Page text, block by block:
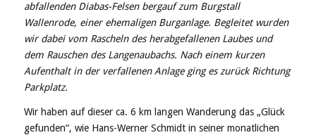
abfallenden Diabas-Felsen bergauf zum Burgstall
Wallenrode, einer ehemaligen Burganlage. Begleitet wurden
wir dabei vom Rascheln des herabgefallenen Laubes und
dem Rauschen des Langenaubachs. Nach einem kurzen
Aufenthalt in der verfallenen Anlage ging es zurück Richtung
Parkplatz.
Wir haben auf dieser ca. 6 km langen Wanderung das „Glück
gefunden“, wie Hans-Werner Schmidt in seiner monatlichen